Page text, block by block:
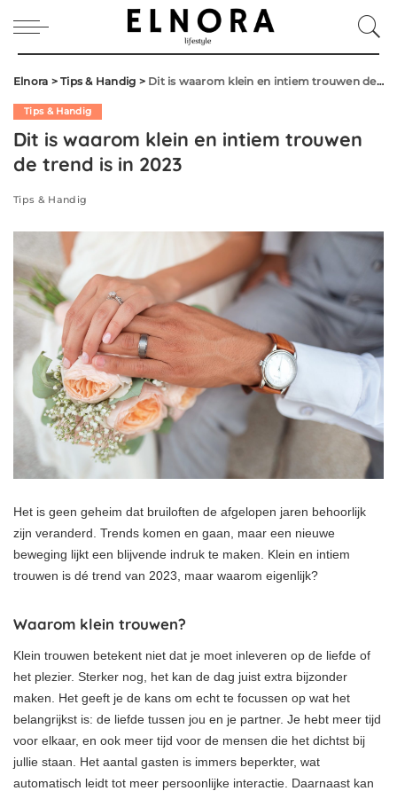
Elnora >Tips & Handig > Dit is waarom klein en intiem trouwen de trend is in 2023
Tips & Handig
Dit is waarom klein en intiem trouwen
de trend is in 2023
Tips & Handig
Het is geen geheim dat bruiloften de afgelopen jaren behoorlijk
zijn veranderd. Trends komen en gaan, maar een nieuwe
beweging lijkt een blijvende indruk te maken. Klein en intiem
trouwen is dé trend van 2023, maar waarom eigenlijk?
Waarom klein trouwen?
Klein trouwen betekent niet dat je moet inleveren op de liefde of
het plezier. Sterker nog, het kan de dag juist extra bijzonder
maken. Het geeft je de kans om echt te focussen op wat het
belangrijkst is: de liefde tussen jou en je partner. Je hebt meer tijd
voor elkaar, en ook meer tijd voor de mensen die het dichtst bij
jullie staan. Het aantal gasten is immers beperkter, wat
automatisch leidt tot meer persoonlijke interactie. Daarnaast kan